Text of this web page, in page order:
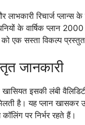
रिचार्ज
के वार्षिक प्लान
को एक सस्ता विकल्प
जानकारी
खासियत इसकी लंबी
है। यह प्लान खासकर
पर निर्भर रहते हैं।